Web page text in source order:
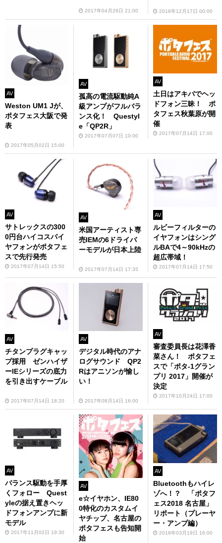
2017年04月29日 21:00 2016年12月17日 00:00
AV
Weston UM1 Jが、
ポタフェス大阪で発
表
2017年05月02日 15:00
AV
孤高の電流駆動純A
級アンプがフルバラ
ンス化！ Questyl
e「QP2R」
2017年07月07日 10:00
AV
土日はアキバでヘッ
ドフォン三昧！ ポ
タフェス秋葉原が開
催
2017年07月14日 17:00
AV
サトレックスの300
0円台ハイコスパイ
ヤフォンがポタフェ
スで先行発売
2017年07月14日 15:50
AV
米国アーティスト専
売IEMの6ドライバ
ーモデルが日本上陸
2017年07月14日 17:35
AV
ルビーフィルターの
イヤフォンはシング
ルBAで4～90kHzの
超広帯域！
2017年07月14日 17:50
AV
チタンプラグキャッ
プ採用 ゼンハイザ
ーIEシリーズの底力
を引き出すケーブル
2017年07月14日 18:20
AV
デジタル時代のアナ
ログサウンド QP2
Rはアニソンが愉し
い！
2017年08月14日 16:00
AV
審査委員長は花澤香
菜さん！ ポタフェ
スで「ポタ‐1グラン
プリ 2017」開催が
決定
2017年10月24日 17:00
AV
バランス駆動を手厚
くフォロー Quest
yleの据え置きヘッ
ドフォンアンプに新
モデル
2017年11月02日 19:30
AV
e☆イヤホン、IE80
0特化のカスタムイ
ヤチップ、名古屋の
ポタフェスも告知開
始
AV
Bluetoothもハイレ
ゾへ！？ 「ポタフ
ェス2018 名古屋」
リポート（プレーヤ
ー・アンプ編）
2018年03月19日 16:00